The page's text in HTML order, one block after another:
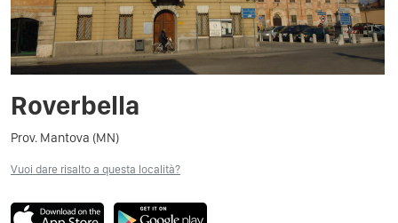
Roverbella
Prov. Mantova (MN)
Vuoi dare risalto a questa località?